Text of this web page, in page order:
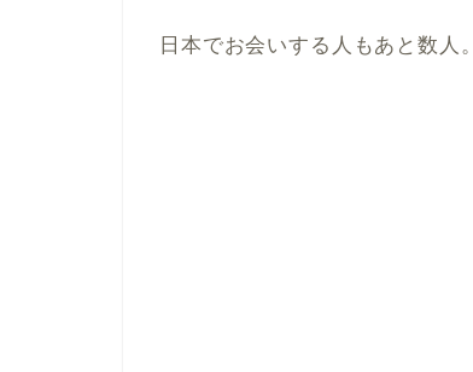
日本でお会いする人もあと数人。